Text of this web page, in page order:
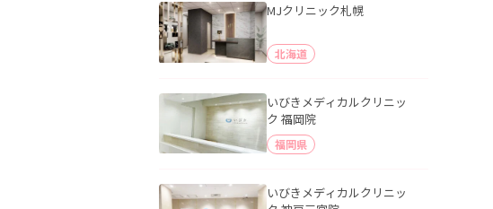
MJクリニック札幌
北海道
いびきメディカルクリニッ
ク 福岡院
福岡県
いびきメディカルクリニッ